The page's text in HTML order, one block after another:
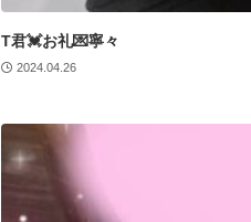
T君💓お礼💌寧々
2024.04.26